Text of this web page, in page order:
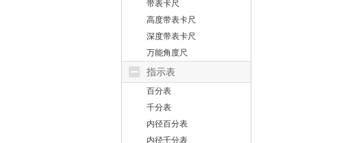
带表卡尺
高度带表卡尺
深度带表卡尺
万能角度尺
指示表
百分表
千分表
内径百分表
内径千分表